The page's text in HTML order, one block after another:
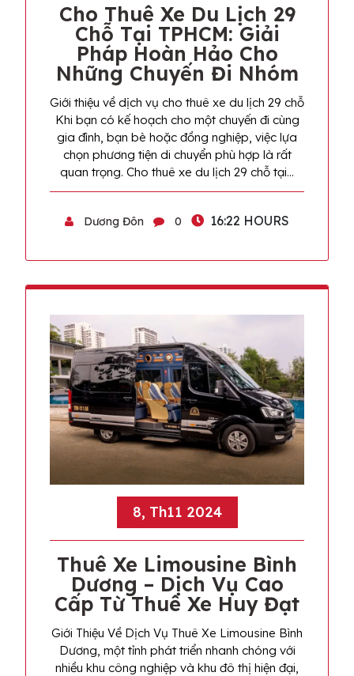
Cho Thuê Xe Du Lịch 29
Chỗ Tại TPHCM: Giải
Pháp Hoàn Hảo Cho
Những Chuyến Đi Nhóm
Giới thiệu về dịch vụ cho thuê xe du lịch 29 chỗ
Khi bạn có kế hoạch cho một chuyến đi cùng
gia đình, bạn bè hoặc đồng nghiệp, việc lựa
chọn phương tiện di chuyển phù hợp là rất
quan trọng. Cho thuê xe du lịch 29 chỗ tại…
Dương Đôn 0 16:22 HOURS
8, Th11 2024
Thuê Xe Limousine Bình
Dương – Dịch Vụ Cao
Cấp Từ Thuê Xe Huy Đạt
Giới Thiệu Về Dịch Vụ Thuê Xe Limousine Bình
Dương, một tỉnh phát triển nhanh chóng với
nhiều khu công nghiệp và khu đô thị hiện đại,